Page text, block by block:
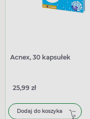
Acnex, 30 kapsułek
25,99 zł
Dodaj do koszyka